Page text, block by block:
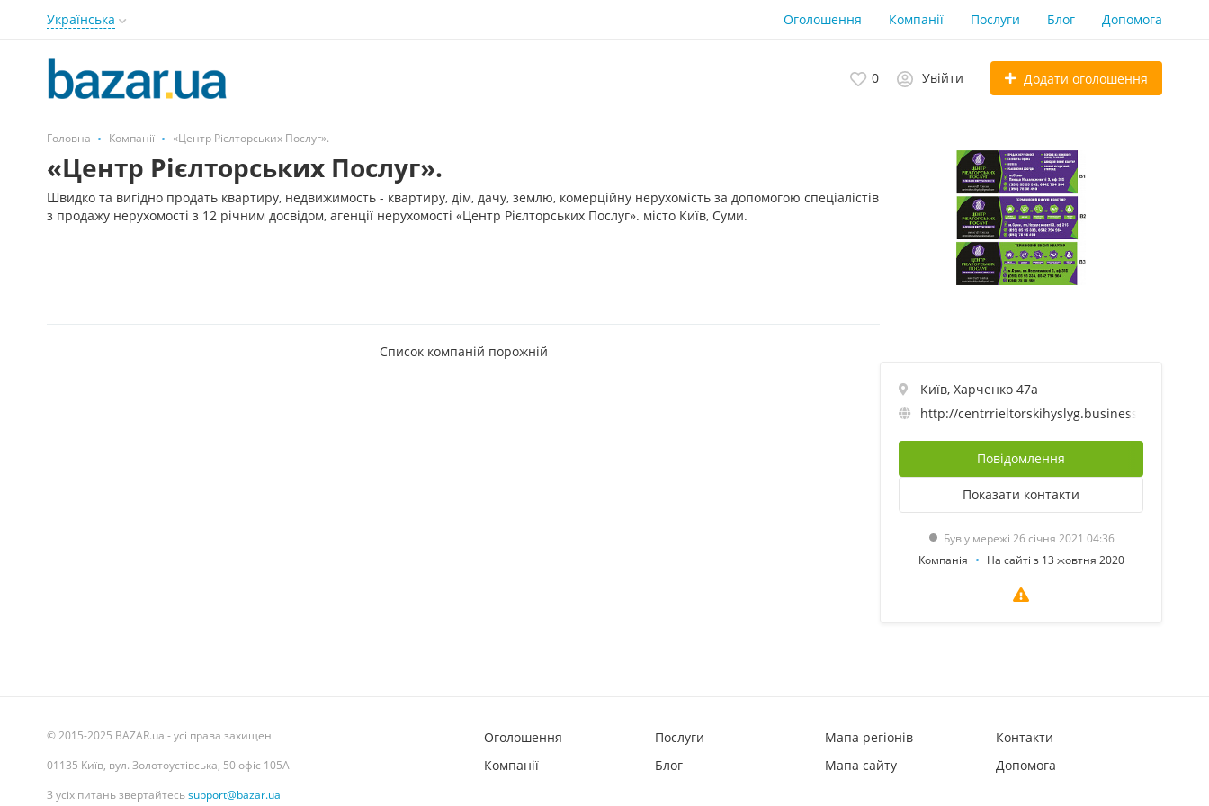
Українська Оголошення Компанії Послуги Блог Допомога
0 Увійти Додати оголошення
Головна Компанії «Центр Рієлторських Послуг».
«Центр Рієлторських Послуг».
Швидко та вигідно продать квартиру, недвижимость - квартиру, дім, дачу, землю, комерційну нерухомість за допомогою спеціалістів
з продажу нерухомості з 12 річним досвідом, агенції нерухомості «Центр Рієлторських Послуг». місто Київ, Суми.
Список компаній порожній
Київ, Харченко 47а
http://centrrieltorskihyslyg.business.site
Повідомлення
Показати контакти
Був у мережі 26 січня 2021 04:36
Компанія
На сайті з 13 жовтня 2020
© 2015-2025 BAZAR.ua - усі права захищені
01135 Київ, вул. Золотоустівська, 50 офіс 105А
З усіх питань звертайтесьsupport@bazar.ua
Оголошення
Компанії
Послуги
Блог
Мапа регіонів
Мапа сайту
Контакти
Допомога